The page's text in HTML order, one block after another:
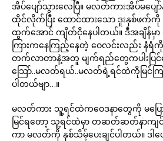
အိပ်ပျော်သွားလေပြီ။ မလတ်ကားအိပ်မပျေ
ထိုင်လိုက်ပြီး ထောင်ထားသော ဒူးနှစ်ဖက်
ထွက်အောင် ကျိတ်ငိုနေပါတယ်။ ဒီအချိန်မှာ
ကြားကနေကြည့်နေတဲ့ ဝေလင်းလည်း နံရံ
တက်လာတာနဲ့အတူ မျက်ရည်တွေကပါးပြင်
သြော်..မလတ်ရယ်..မလတ်ရဲ့ရင်ထဲကိုမြင်ကြ
ပါတယ်ဗျာ…။
မလတ်ကား သူ့ရင်ထဲကဝေဒနာတွေကို မပြ
မြင်ရတော့ သူ့ရင်ထဲမှာ တဆတ်ဆတ်နာကျင်
ကာ မလတ်ကို နှစ်သိမ့်ပေးချင်ပါတယ်။ ဒါ